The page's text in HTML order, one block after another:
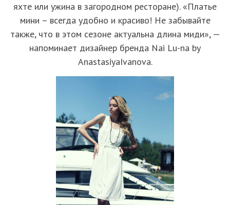
яхте или ужина в загородном ресторане). «Платье
мини – всегда удобно и красиво! Не забывайте
также, что в этом сезоне актуальна длина миди», —
напоминает дизайнер бренда Nai Lu-na by
AnastasiyaIvanova.